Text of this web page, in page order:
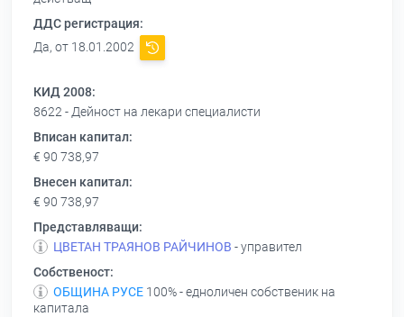
ДДС регистрация:
Да, от 18.01.2002
КИД 2008:
8622 - Дейност на лекари специалисти
Вписан капитал:
€ 90 738,97
Внесен капитал:
€ 90 738,97
Представляващи:
ЦВЕТАН ТРАЯНОВ РАЙЧИНОВ - управител
Собственост:
ОБЩИНА РУСЕ 100% - едноличен собственик на
капитала